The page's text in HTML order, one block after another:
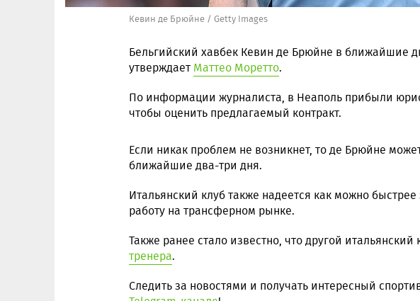
Кевин де Брюйне / Getty Images
Бельгийский хавбек Кевин де Брюйне в ближайшие
утверждает Маттео Моретто.
По информации журналиста, в Неаполь прибыли
чтобы оценить предлагаемый контракт.
Если никак проблем не возникнет, то де Брюйне
ближайшие два-три дня.
Итальянский клуб также надеется как можно
работу на трансферном рынке.
Также ранее стало известно, что другой итальянский
тренера.
Следить за новостями и получать интересный